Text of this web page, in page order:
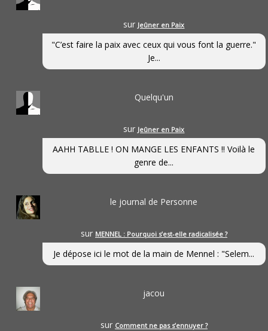
sur Jeûner en Paix
"C’est faire la paix avec ceux qui vous font la guerre."
Je...
Quelqu'un
sur Jeûner en Paix
AAHH TABLLE ! ON MANGE LES ENFANTS !! Voilà le
genre de...
le journal de Personne
sur MENNEL : Pourquoi s’est-elle radicalisée ?
Je dépose ici le mot de la main de Mennel : "Selem...
jacou
sur Comment ne pas s’ennuyer ?